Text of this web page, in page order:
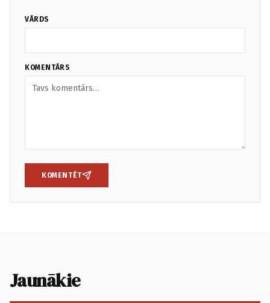
VĀRDS
KOMENTĀRS
KOMENTĒT
Jaunākie